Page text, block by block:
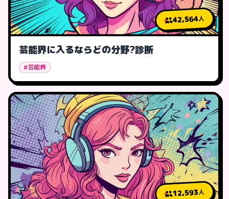
42,564人
芸能界に入るならどの分野?診断
#芸能界
12,593人